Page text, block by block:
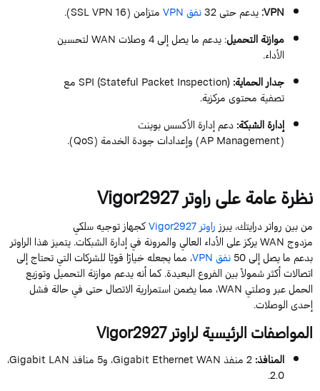
VPN
:يدعم حتى32نفقVPNمتزامن (16
SSL VPN).
موازنة التحميل: يدعم ما يصل إلى4وصلاتWANلتحسين
الأداء.
جدار الحماية:
SPI (Stateful PacketInspection ) مع
تصفية محتوى مركزية.
إدارة الشبكة:دعم إدارة الأكسس بوينت
(
APManagement ) وإعدادات جودة الخدمة (QoS
).
نظرة عامة على راوترVigor2927
من بينرواتردرايتك، يبرزراوترVigor2927كجهاز توجيه سلكي
مزدوج WANيركز على الأداء العالي والمرونة في إدارة الشبكات. يتميز هذا الراوتر
بدعم ما يصل إلى50نفقVPN، مما يجعله خيارًا قويًا للشركات التي تحتاج إلى
اتصالات أكثر شمولاً بين الفروع البعيدة. كما أنه يدعم موازنة التحميل وتوزيع
الحمل عبر وصلتيWAN، مما يضمن استمرارية الاتصال حتى في حالة فشل
إحدى الوصلات.
المواصفات الرئيسية لراوترVigor2927
المنافذ:
2منفذ GigabitEthernetWAN ، و5 منافذ GigabitLAN ،
2.0.